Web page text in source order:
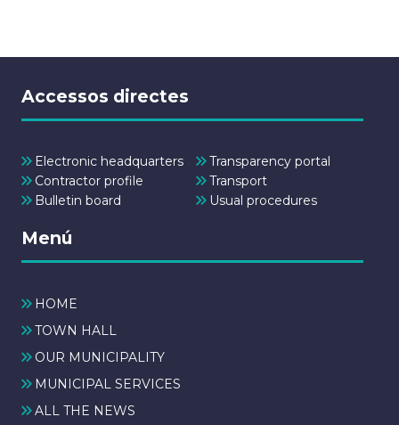
Accessos directes
Electronic headquarters
Transparency portal
Contractor profile
Transport
Bulletin board
Usual procedures
Menú
HOME
TOWN HALL
OUR MUNICIPALITY
MUNICIPAL SERVICES
ALL THE NEWS